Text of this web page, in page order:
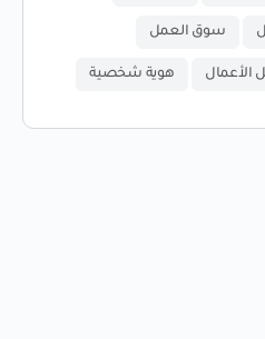
سوق العمل
الأعمال هوية شخصية